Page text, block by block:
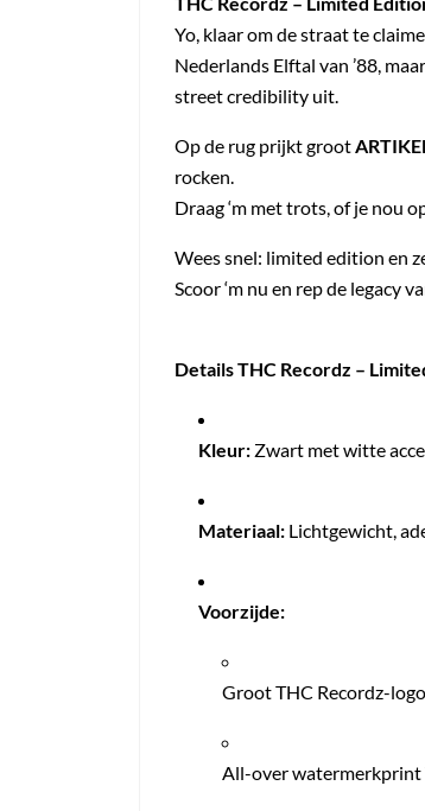
Yo, klaar om de straat te
Nederlands Elftal van ’88,
street credibility uit.
Op de rug prijkt groot
rocken.
Draag ‘m met trots, of je nou
Wees snel: limited edition en
Scoor ‘m nu en rep de legacy
Details THC Recordz –
Kleur: Zwart met witte
Materiaal: Lichtgewicht,
Voorzijde:
Groot THC Recordz-
All-over watermerkprint